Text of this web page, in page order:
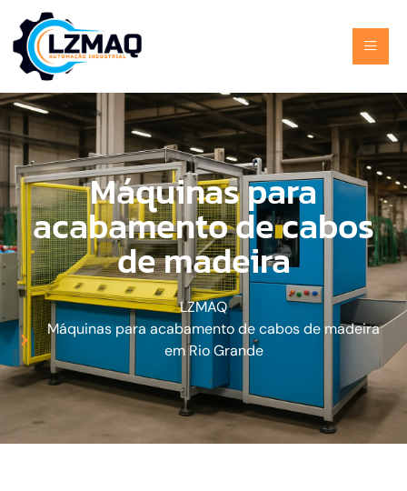
Máquinas para
acabamento de cabos
de madeira
LZMAQ
Máquinas para acabamento de cabos de madeira
em Rio Grande